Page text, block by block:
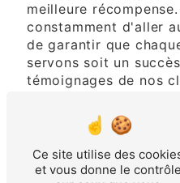
meilleure
constamment d'aller
de garantir que
servons soit un
témoignages de nos
d'eux-mêmes,
envers la qualité et
Lorsque vous
FESTIVE comme
Ce site utilise des
et vous donne le contrôle